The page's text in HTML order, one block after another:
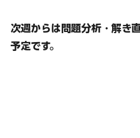
次週からは問題分析・解き
予定です。